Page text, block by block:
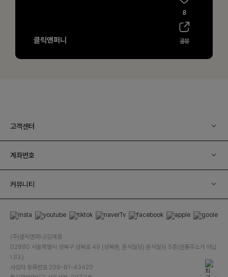
고객센터
계좌번호
커뮤니티
(주)클릭앤퍼니/김예중
02880 서울특별시 성북구 성북로 49 (성북동, 운석빌딩) 운석빌딩 5층(반품주소가 아닙
니다.)
사업자 등록번호 209-81-43420